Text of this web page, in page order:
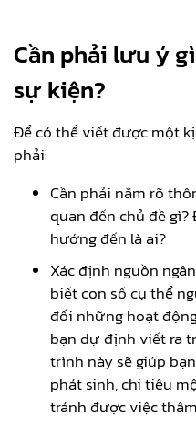
Cần phải lưu ý
sự kiện?
Để có thể viết được một
phải:
Cần phải nắm rõ
quan đến chủ đề
hướng đến là ai?
Xác định nguồn
biết con số cụ thể
đối những hoạt
bạn dự định viết ra
trình này sẽ giúp
phát sinh, chi tiêu
tránh được việc